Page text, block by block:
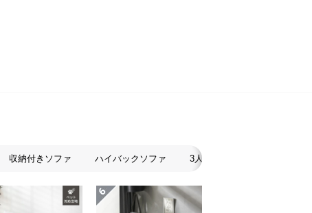
収納付きソファ ハイバックソファ 3人掛けソファ